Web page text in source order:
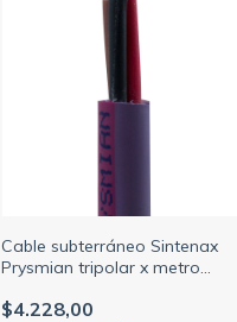
Cable subterráneo Sintenax
Prysmian tripolar x metro
(PRYSMIAN)
$4.228,00